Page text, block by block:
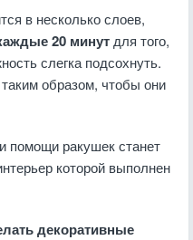
в несколько слоев,
20 минут для того,
слегка подсохнуть.
образом, чтобы они
помощи ракушек станет
которой выполнен
декоративные